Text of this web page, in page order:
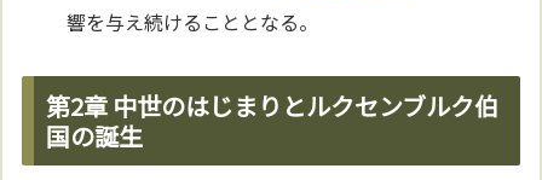
響を与え続けることとなる。
第2章 中世のはじまりとルクセンブルク伯
国の誕生